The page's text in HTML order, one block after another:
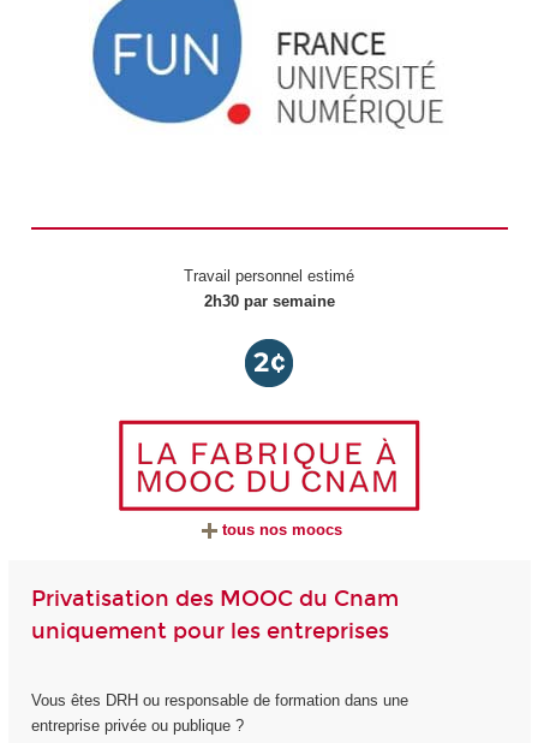
Travail personnel estimé
2h30 par semaine
tous nos moocs
Privatisation des MOOC du Cnam
uniquement pour les entreprises
Vous êtes DRH ou responsable de formation dans une
entreprise privée ou publique ?